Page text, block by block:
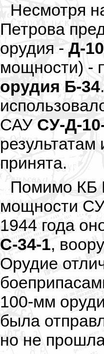
Несмотря
Петрова
орудия - Д-
мощности) -
орудия Б-34
САУ СУ-Д-
принята.
Помимо КБ
мощности
1944 года
С-34-1,
Орудие
100-мм
была
но не